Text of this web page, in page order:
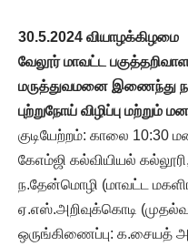
30.5.2024 வியாழக்கிழமை
வேலூர் மாவட்ட
மருத்துவமனை இணைந்து
புற்றுநோய் விழிப்பு மற்றும்
குடியேற்றம்: காலை 10:30
கேஎம்ஜி கல்வியியல்
ந.தேன்மொழி (மாவட்ட
ஏ.எஸ்.அறிவுக்கொடி
ஒருங்கிணைப்பு: க.சையத்